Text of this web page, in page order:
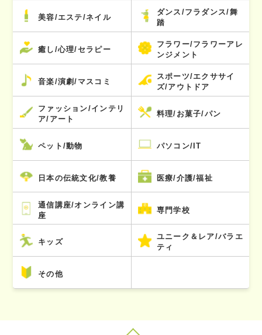
美容/エステ/ネイル
ダンス/フラダンス/舞
踏
癒し/心理/セラピー
フラワー/フラワーアレ
ンジメント
音楽/演劇/マスコミ
スポーツ/エクササイ
ズ/アウトドア
ファッション/インテリ
ア/アート
料理/お菓子/パン
ペット/動物 パソコン/IT
日本の伝統文化/教養 医療/介護/福祉
通信講座/オンライン講
座
専門学校
キッズ
ユニーク＆レア/バラエ
ティ
その他